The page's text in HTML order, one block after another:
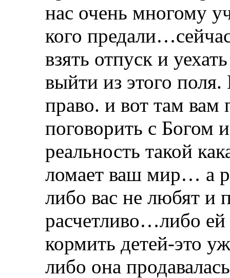
нас очень многому
кого
взять отпуск и
выйти из этого
право. и вот там вам
поговорить с Богом
реальность такой
ломает ваш мир… а
либо вас не любят и
расчетливо…либо
кормить детей-это
либо она